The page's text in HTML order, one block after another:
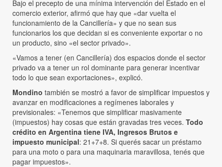
Bajo el precepto de una mínima intervención del Estado en el
comercio exterior, afirmó que hay que «dar vuelta el
funcionamiento de la Cancillería» y que no sean sus
funcionarios los que decidan si es conveniente exportar o no
un producto, sino «el sector privado».
«Vamos a tener (en Cancillería) dos espacios donde el sector
privado va a tener un rol dominante para generar incentivar
todo lo que sean exportaciones», explicó.
Mondino también se mostró a favor de simplificar impuestos y
avanzar en modificaciones a regímenes laborales y
previsionales: «Tenemos que simplificar masivamente
(impuestos) hay cosas que están gravadas tres veces. Todo
crédito en Argentina tiene IVA, Ingresos Brutos e
impuesto municipal: 21+7+8. Si querés sacar un préstamo
para una moto o para una maquinaria maravillosa, tenés que
pagar impuestos».